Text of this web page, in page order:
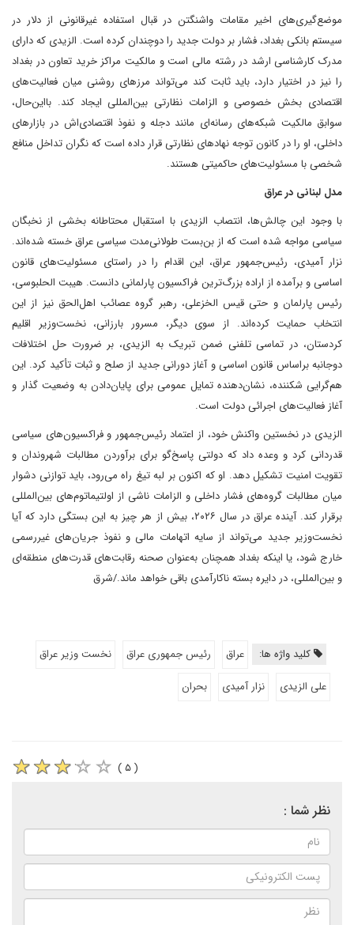
موضع‌گیری‌های اخیر مقامات واشنگتن در قبال استفاده غیرقانونی از دلار در
سیستم بانکی بغداد، فشار بر دولت جدید را دوچندان کرده است. الزیدی که دارای
مدرک کارشناسی ارشد در رشته مالی است و مالکیت مراکز خرید تعاون در بغداد
را نیز در اختیار دارد، باید ثابت کند ‌می‌تواند مرزهای روشنی میان فعالیت‌های
اقتصادی بخش خصوصی و الزامات نظارتی بین‌المللی ایجاد کند. با‌این‌حال،
سوابق مالکیت شبکه‌های رسانه‌ای مانند دجله و نفوذ اقتصادی‌اش در بازارهای
داخلی، او را در کانون توجه نهادهای نظارتی قرار داده است که نگران تداخل منافع
شخصی با مسئولیت‌های حاکمیتی هستند.
مدل لبنانی در عراق
با وجود این چالش‌ها، انتصاب الزیدی با استقبال محتاطانه بخشی از نخبگان
سیاسی مواجه شده است که از بن‌بست طولانی‌مدت سیاسی عراق خسته شده‌اند.
نزار آمیدی، رئیس‌جمهور عراق، این اقدام را در راستای مسئولیت‌های قانون
اساسی و برآمده از اراده بزرگ‌ترین فراکسیون پارلمانی دانست. هیبت الحلبوسی،
رئیس پارلمان و حتی قیس الخزعلی، رهبر گروه عصائب اهل‌الحق نیز از این
انتخاب حمایت کرده‌اند. از سوی دیگر، مسرور بارزانی، نخست‌وزیر اقلیم
کردستان، در تماسی تلفنی ضمن تبریک به الزیدی، بر ضرورت حل اختلافات
دو‌جانبه بر‌اساس قانون اساسی و آغاز دورانی جدید از صلح و ثبات تأکید کرد. این
هم‌گرایی شکننده، نشان‌دهنده تمایل عمومی برای پایان‌دادن به وضعیت گذار و
آغاز فعالیت‌های اجرائی دولت است.
الزیدی در نخستین واکنش خود، از اعتماد رئیس‌جمهور و فراکسیون‌های سیاسی
قدردانی کرد و وعده داد که دولتی پاسخ‌گو برای برآوردن مطالبات شهروندان و
تقویت امنیت تشکیل دهد. او که اکنون بر لبه تیغ راه می‌رود، باید توازنی دشوار
میان مطالبات گروه‌های فشار داخلی و الزامات ناشی از اولتیماتوم‌های بین‌المللی
برقرار کند. آینده عراق در سال ۲۰۲۶، بیش از هر چیز به این بستگی دارد که آیا
نخست‌وزیر جدید می‌تواند از سایه اتهامات مالی و نفوذ جریان‌های غیررسمی
خارج شود‌، یا اینکه بغداد همچنان به‌عنوان صحنه رقابت‌های قدرت‌های منطقه‌ای
و بین‌المللی، در دایره بسته ناکارآمدی باقی خواهد ماند./شرق
کلید واژه ها: عراق رئیس جمهوری عراق
نخست وزیر عراق
علی الزیدی
نزار آمیدی بحران
( ۵ )
نظر شما :